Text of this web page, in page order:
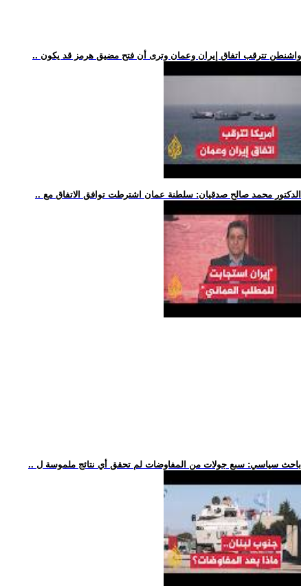
.. واشنطن تترقب اتفاق إيران وعمان وترى أن فتح مضيق هرمز قد يكون
.. الدكتور محمد صالح صدقيان: سلطنة عمان اشترطت توافق الاتفاق مع
.. باحث سياسي: سبع جولات من المفاوضات لم تحقق أي نتائج ملموسة ل